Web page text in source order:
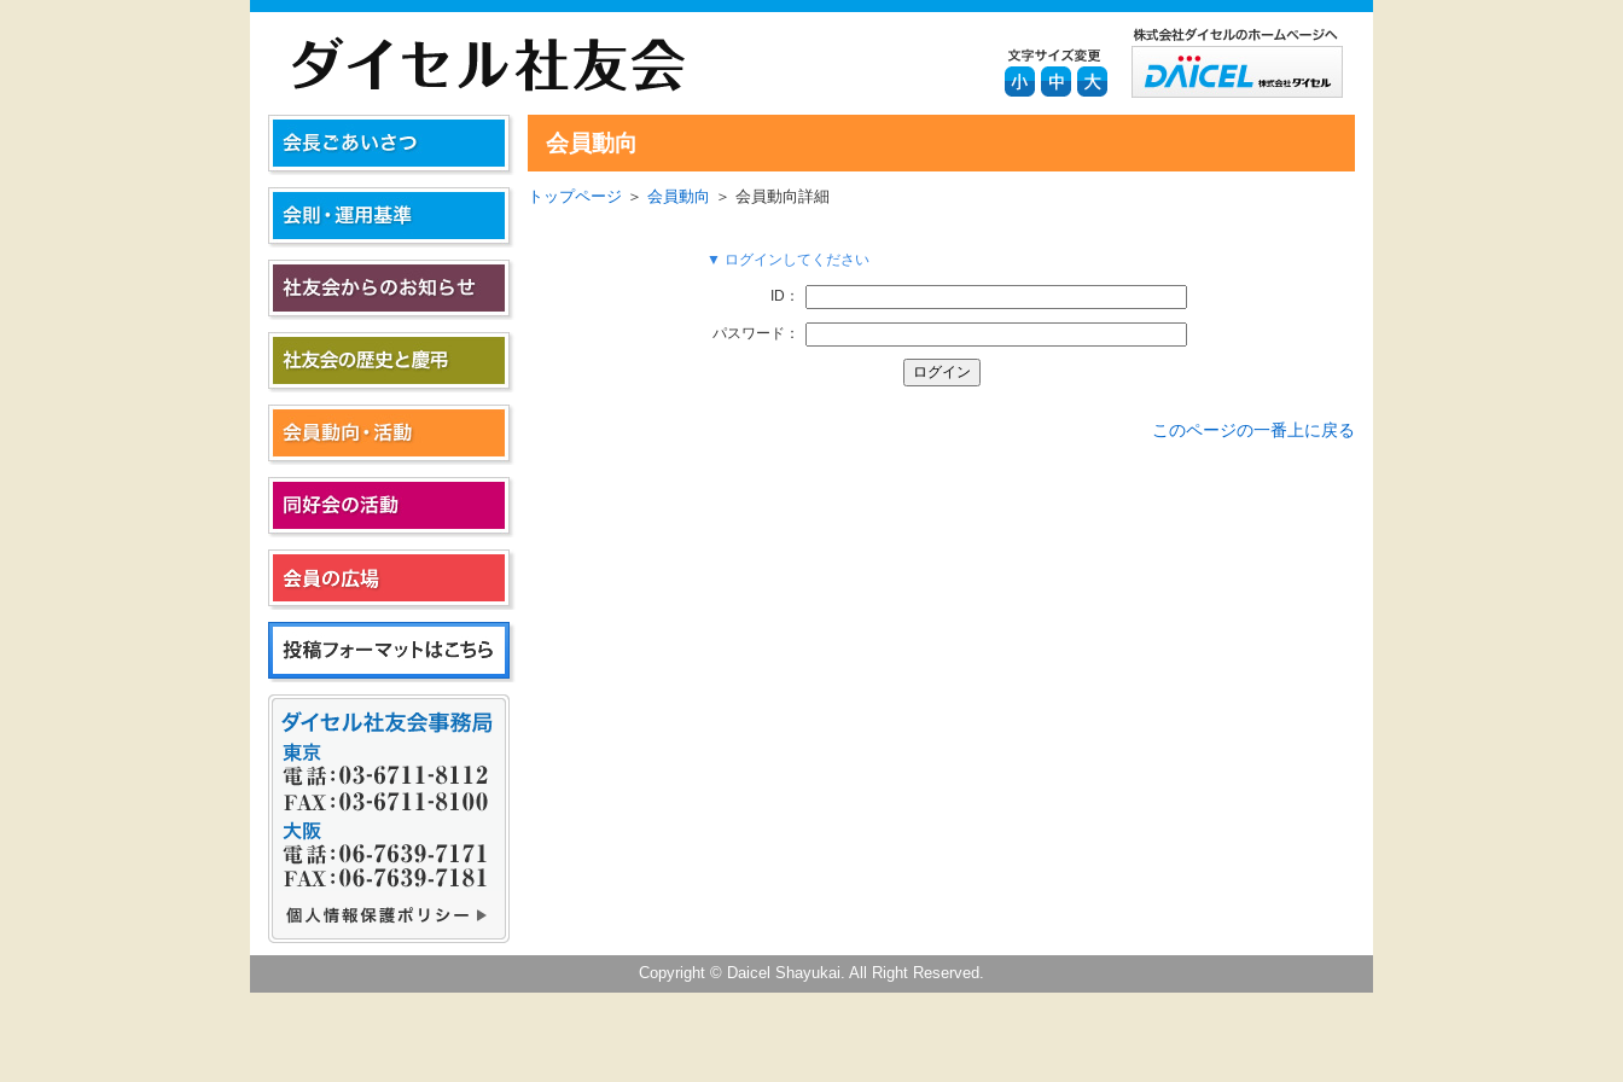
会員動向
トップページ ＞ 会員動向 ＞ 会員動向詳細
▼ ログインしてください
ID：
パスワード：
このページの一番上に戻る
Copyright © Daicel Shayukai. All Right Reserved.